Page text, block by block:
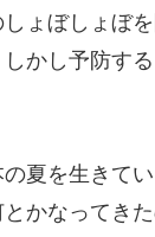
ょぼしょぼ
かし予防す
夏を生きて
かなってき